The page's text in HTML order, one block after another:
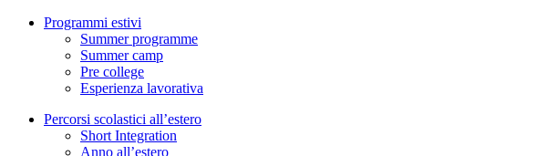
Programmi estivi
Summer programme
Summer camp
Pre college
Esperienza lavorativa
Percorsi scolastici all’estero
Short Integration
Anno all’estero